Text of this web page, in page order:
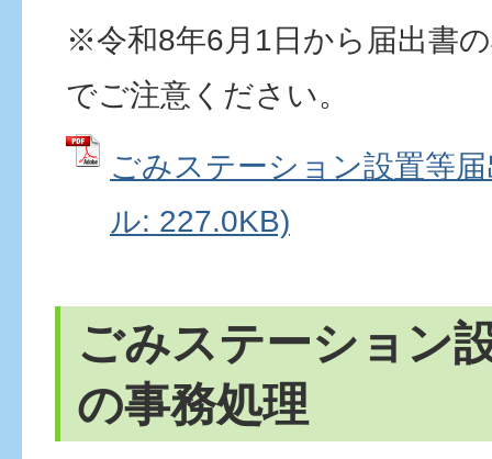
※令和8年6月1日から届出書
でご注意ください。
ごみステーション設置等
ル: 227.0KB)
ごみステーション
の事務処理